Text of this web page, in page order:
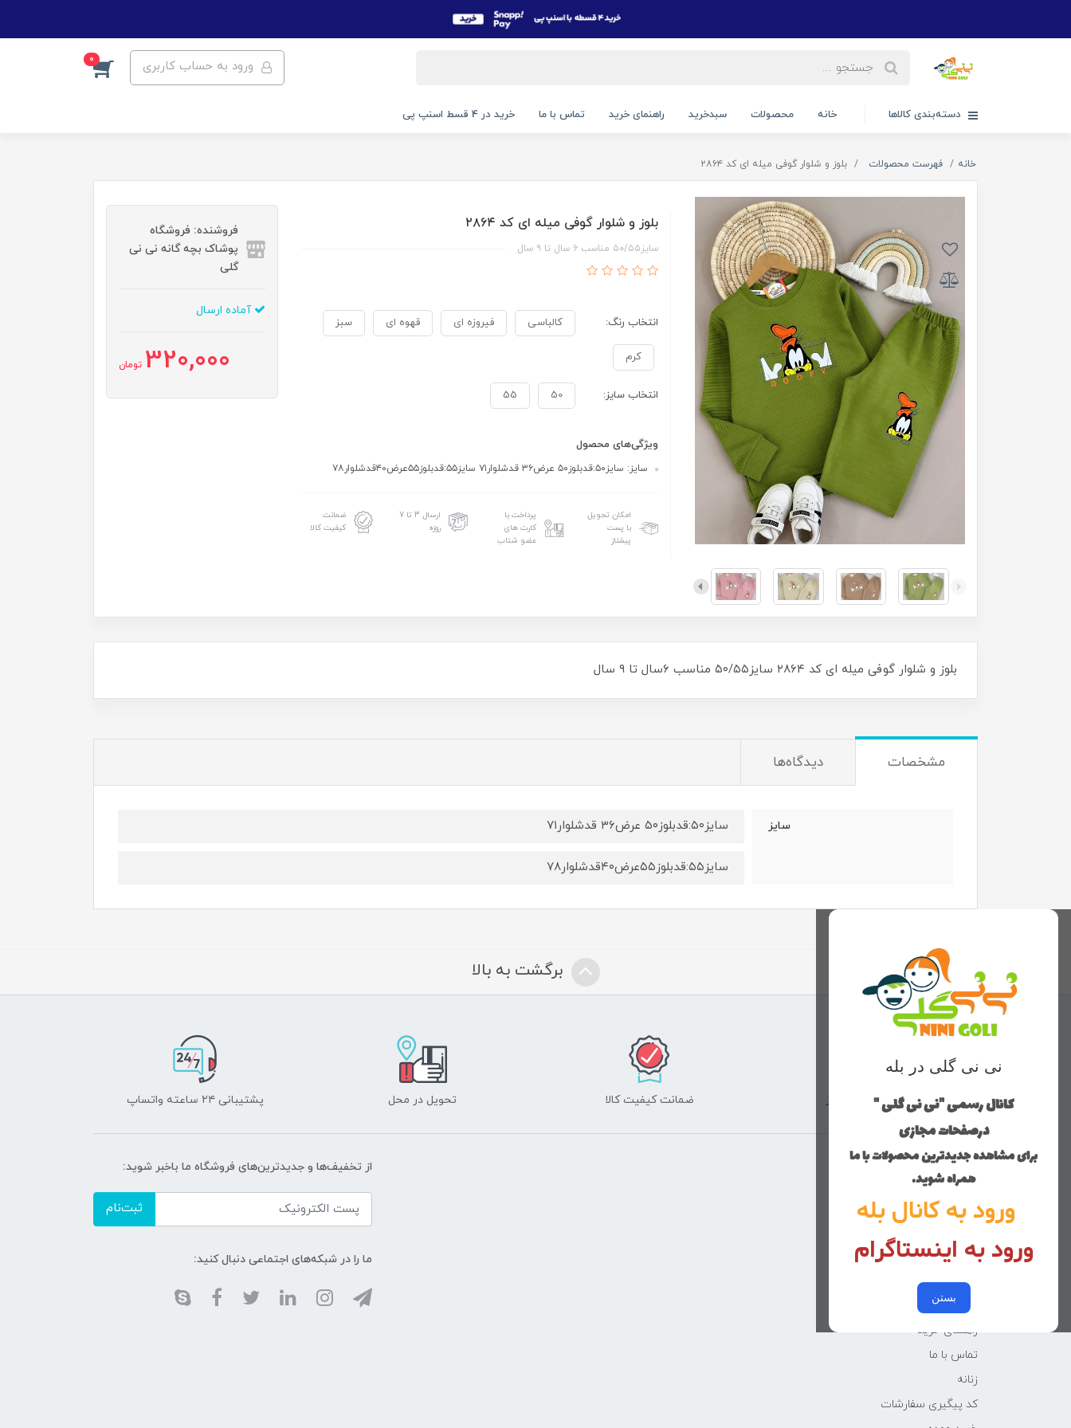
ورود به حساب کاربری 0
دسته‌بندی کالاها خانه محصولات سبدخرید راهنمای خرید تماس با ما خرید در 4 قسط اسنپ پی
خانه فهرست محصولات بلوز و شلوار گوفی میله ای کد ۲۸۶۴
بلوز و شلوار گوفی میله ای کد ۲۸۶۴
سایز۵۰/۵۵ مناسب ۶ سال تا ۹ سال
انتخاب رنگ: کالباسی فیروزه ای قهوه ای سبز
کرم
انتخاب سایز: 50
55
ویژگی‌های محصول
سایز: سایز۵۰:قدبلوز۵۰ عرض۳۶ قدشلوار۷۱ سایز۵۵:قدبلوز۵۵عرض۴۰قدشلوار۷۸
امکان تحویل
با پست
پیشتاز
پرداخت با
کارت های
عضو شتاب
ارسال 3 تا 7
روزه
ضمانت
کیفیت کالا
فروشنده: فروشگاه
پوشاک بچه گانه نی نی
گلی
آماده ارسال
320,000 تومان
بلوز و شلوار گوفی میله ای کد ۲۸۶۴ سایز۵۰/۵۵ مناسب ۶سال تا ۹ سال
مشخصات دیدگاه‌ها
سایز سایز۵۰:قدبلوز۵۰ عرض۳۶ قدشلوار۷۱
سایز۵۵:قدبلوز۵۵عرض۴۰قدشلوار۷۸
نی نی گلی در بله
کانال رسمی "نی نی گلی "
درصفحات مجازی
برای مشاهده جدیدترین محصولات با ما
همراه شوید.
ورود به کانال بله
ورود به اینستاگرام
بستن
برگشت به بالا
ارسال با پست پیشتاز ضمانت کیفیت کالا تحویل در محل پشتیبانی ۲۴ ساعته واتساپ
منوی وب‌سایت
محصولات
دخترانه
پسرانه
کوچولوهای نی نی گلی
راهنمای خرید
تماس با ما
زنانه
کد پیگیری سفارشات
از تخفیف‌ها و جدیدترین‌های فروشگاه ما باخبر شوید:
ثبت‌نام
ما را در شبکه‌های اجتماعی دنبال کنید: